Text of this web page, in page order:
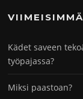
Kädet saveen
työpajassa?
Miksi paastoan?